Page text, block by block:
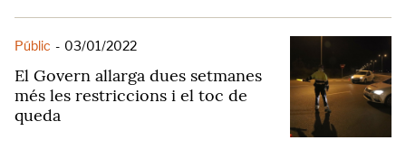
Públic - 03/01/2022
El Govern allarga dues setmanes
més les restriccions i el toc de
queda